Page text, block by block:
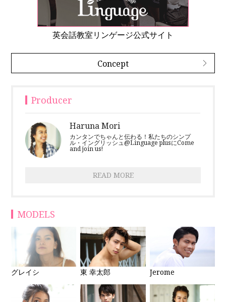
英会話教室リンゲージ公式サイト
Concept
Producer
Haruna Mori
カンタンでちゃんと伝わる！私たちのシンプ
ル・イングリッシュ@Linguage plusにCome
and join us!
READ MORE
MODELS
グレイシ 東 幸太郎 Jerome